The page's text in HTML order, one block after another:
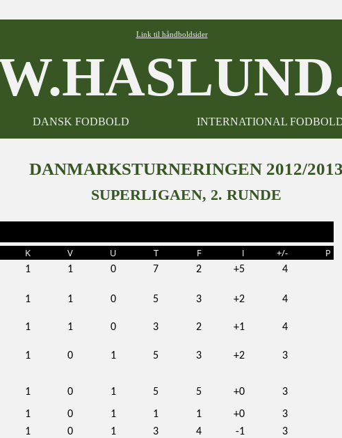
Link til håndboldsider
DANSK FODBOLD INTERNATIONAL
DANMARKSTURNERINGEN 2012/2013
SUPERLIGAEN, 2. RUNDE
K V U T F I +/- P
1 1 0 7 2 +5
4
1 1 0 5 3 +2 4
1 1 0 3 2 +1
4
1 0 1 5 3 +2 3
1 0 1 5 5 +0
3
1 0 1 1 1 +0
3
1 0 1 3 4 -1
3